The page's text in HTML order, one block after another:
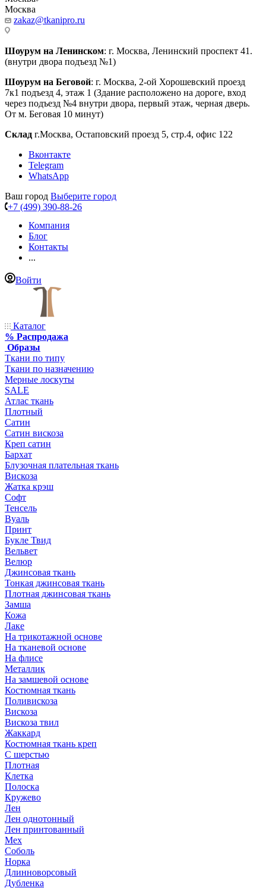
Москва
zakaz@tkanipro.ru
Шоурум на Ленинском: г. Москва, Ленинский проспект 41.
(внутри двора подъезд №1)
Шоурум на Беговой: г. Москва, 2-ой Хорошевский проезд
7к1 подъезд 4, этаж 1 (Здание расположено на дороге, вход
через подъезд №4 внутри двора, первый этаж, черная дверь.
От м. Беговая 10 минут)
Склад г.Москва, Остаповский проезд 5, стр.4, офис 122
Вконтакте
Telegram
WhatsApp
Ваш город Выберите город
+7 (499) 390-88-26
Компания
Блог
Контакты
...
Войти
Каталог
% Распродажа
Образы
Ткани по типу
Ткани по назначению
Мерные лоскуты
SALE
Атлас ткань
Плотный
Сатин
Сатин вискоза
Креп сатин
Бархат
Блузочная плательная ткань
Вискоза
Жатка крэш
Софт
Тенсель
Вуаль
Принт
Букле Твид
Вельвет
Велюр
Джинсовая ткань
Тонкая джинсовая ткань
Плотная джинсовая ткань
Замша
Кожа
Лаке
На трикотажной основе
На тканевой основе
На флисе
Металлик
На замшевой основе
Костюмная ткань
Поливискоза
Вискоза
Вискоза твил
Жаккард
Костюмная ткань креп
С шерстью
Плотная
Клетка
Полоска
Кружево
Лен
Лен однотонный
Лен принтованный
Мех
Соболь
Норка
Длинноворсовый
Дубленка